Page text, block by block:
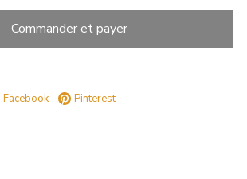
Commander et payer
Facebook Pinterest